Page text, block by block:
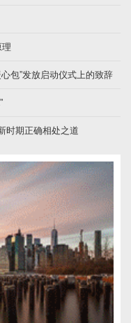
包”发放启动仪式上的致辞
时期正确相处之道